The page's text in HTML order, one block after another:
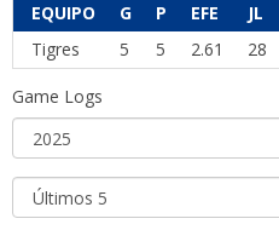
EQUIPO G P EFE JL
Tigres
5 5 2.61 28
Game Logs